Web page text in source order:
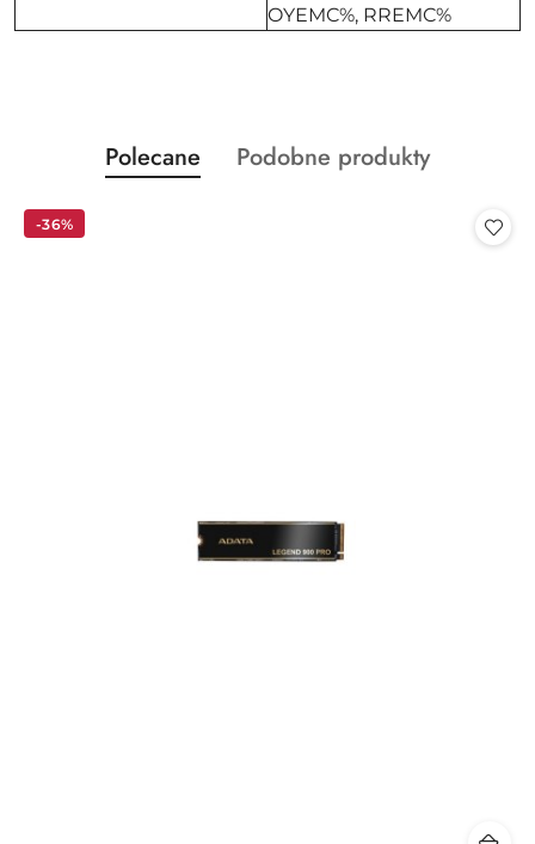
OYEMC%, RREMC%
Pomiń karuzelę produktów
Produkty
o
Polecane
Produkty
Podobne produkty
-36%